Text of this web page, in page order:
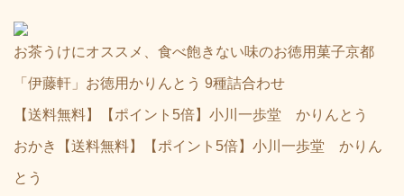
お茶うけにオススメ、食べ飽きない味のお徳用菓子京都
「伊藤軒」お徳用かりんとう 9種詰合わせ
【送料無料】【ポイント5倍】小川一歩堂 かりんとう
おかき【送料無料】【ポイント5倍】小川一歩堂 かりん
とう